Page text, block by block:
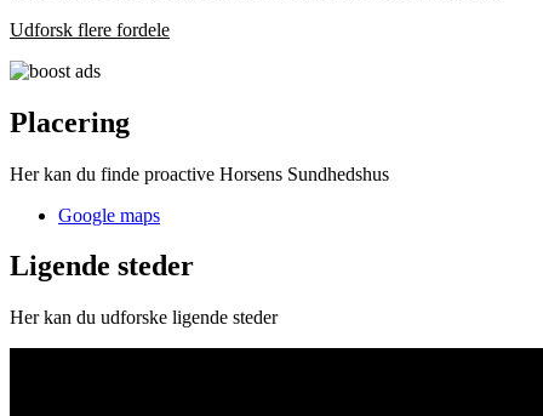
Udforsk flere fordele
Placering
Her kan du finde proactive Horsens Sundhedshus
Google maps
Ligende steder
Her kan du udforske ligende steder